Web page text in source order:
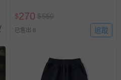
$270 $550
已售出 8 追蹤